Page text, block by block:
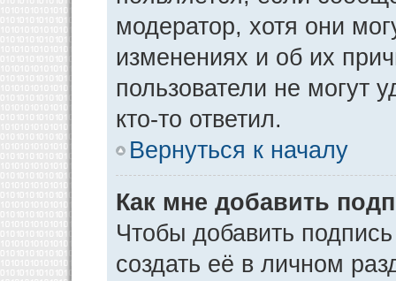
модератор, хотя они
изменениях и об их
пользователи не могут
кто-то ответил.
Вернуться к началу
Как мне добавить
Чтобы добавить
создать её в личном